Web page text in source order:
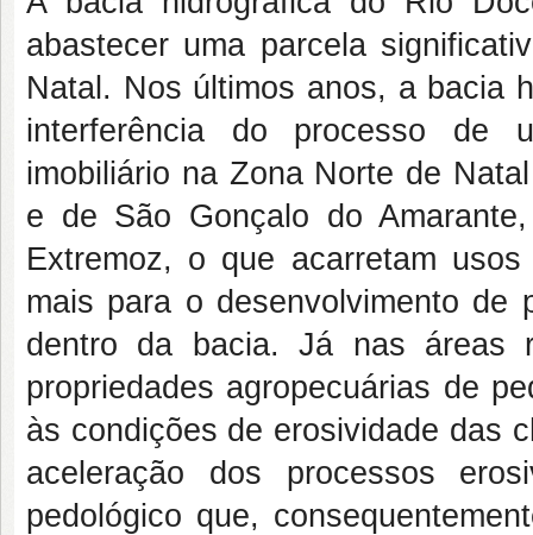
abastecer uma parcela
Natal. Nos últimos anos, a bacia
interferência do processo de
imobiliário na Zona Norte de
e de São Gonçalo do
Extremoz, o que acarretam
mais para o desenvolvimento de
dentro da bacia. Já nas áreas
propriedades agropecuárias de
às condições de erosividade das
aceleração dos processos
pedológico que,